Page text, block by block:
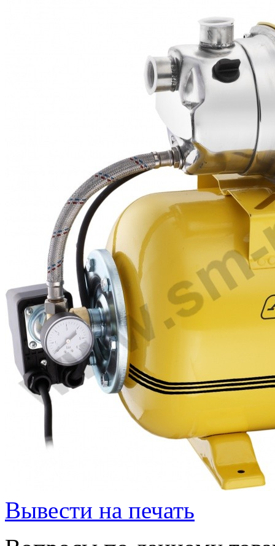
Вывести на печать